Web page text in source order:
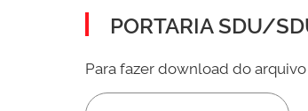
PORTARIA SDU/
Para fazer download do